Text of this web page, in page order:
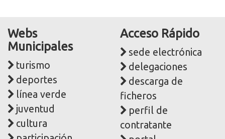
Webs
Municipales
turismo
deportes
línea verde
juventud
cultura
Acceso Rápido
sede electrónica
delegaciones
descarga de
ficheros
perfil de
contratante